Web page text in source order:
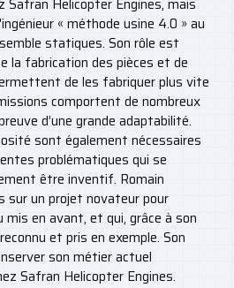
« méthode usine 4.0 » au
statiques. Son rôle est
la fabrication des pièces et de
de les fabriquer plus vite
comportent de nombreux
d’une grande adaptabilité.
sont également nécessaires
problématiques qui se
être inventif. Romain
sur un projet novateur pour
mis en avant, et qui, grâce à son
et pris en exemple. Son
son métier actuel
Safran Helicopter Engines.